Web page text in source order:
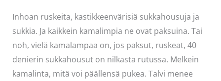
Inhoan ruskeita, kastikkeenvärisiä sukkahousuja ja
sukkia. Ja kaikkein kamalimpia ne ovat paksuina. Tai
noh, vielä kamalampaa on, jos paksut, ruskeat, 40
denierin sukkahousut on nilkasta rutussa. Melkein
kamalinta, mitä voi päällensä pukea. Talvi menee